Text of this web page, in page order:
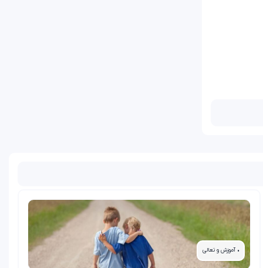
• آموزش و تعالی